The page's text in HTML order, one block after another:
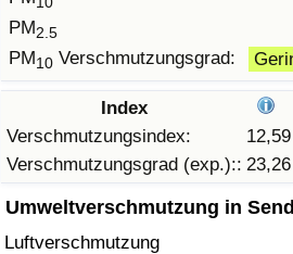
PM2.5
PM10 Verschmutzungsgrad:
Index
Verschmutzungsindex:
12,59
Verschmutzungsgrad (exp.):: 23,26
Umweltverschmutzung in
Luftverschmutzung
Lebenshaltungskosten-Index
Lebenshaltungskosten-Index
in Akaba
Immobilienpreis-Index
Immobilienpreis-Index nach Land
Lebensqualität-Index (aktuell)
Lebensqualitätsindex nach Land
Kriminalität
Kriminalitäts-Index (aktuell)